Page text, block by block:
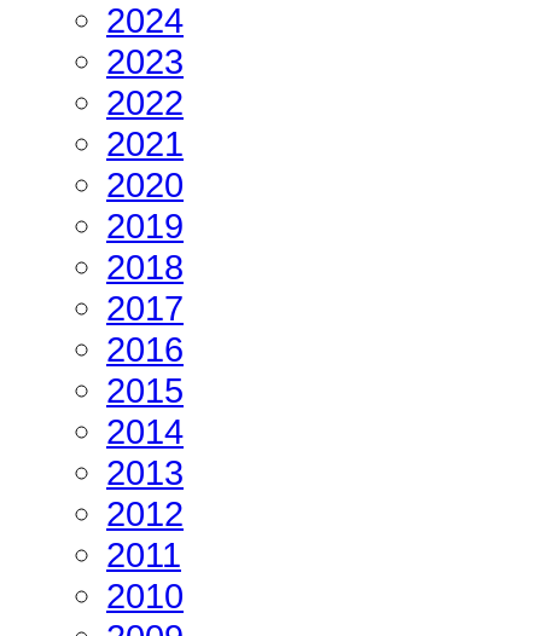
2024
2023
2022
2021
2020
2019
2018
2017
2016
2015
2014
2013
2012
2011
2010